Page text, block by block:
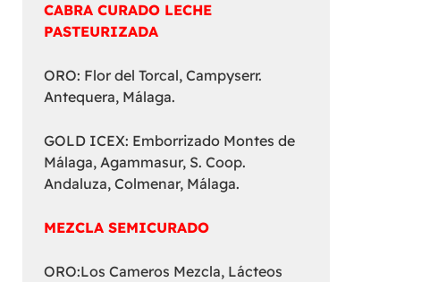
CABRA CURADO LECHE
PASTEURIZADA
ORO: Flor del Torcal, Campyserr.
Antequera, Málaga.
GOLD ICEX: Emborrizado Montes de
Málaga, Agammasur, S. Coop.
Andaluza, Colmenar, Málaga.
MEZCLA SEMICURADO
ORO:Los Cameros Mezcla, Lácteos